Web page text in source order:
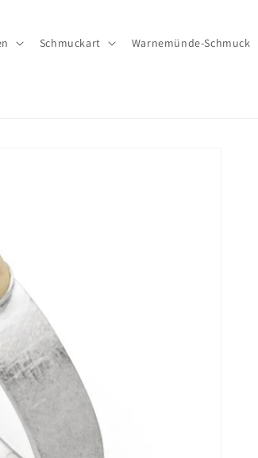
Schmuckart Warnemünde-Schmuck